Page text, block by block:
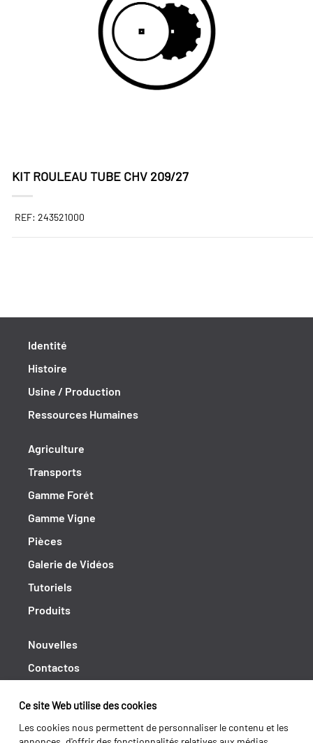
Ce site Web utilise des cookies
Les cookies nous permettent de personnaliser le contenu et les
KIT ROULEAU TUBE CHV 209/27
REF: 243521000
Identité
Histoire
Usine / Production
Ressources Humaines
Agriculture
Transports
Gamme Forét
Gamme Vigne
Pièces
Galerie de Vidéos
Tutoriels
Produits
Nouvelles
Contactos
Shipping returns
Politique de Privacité